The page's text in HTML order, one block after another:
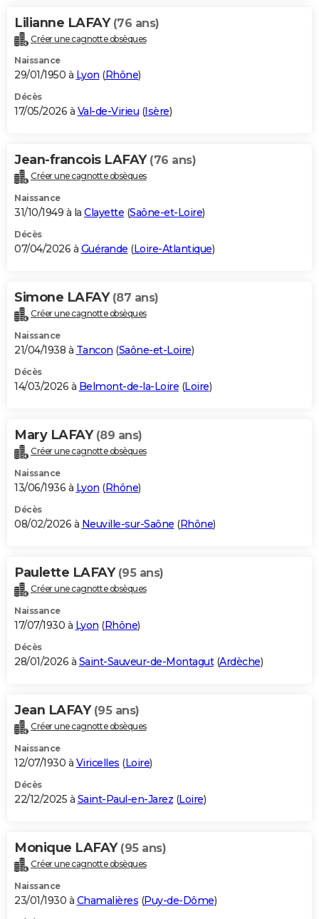
Lilianne LAFAY (76 ans)
Créer une cagnotte obsèques
Naissance
29/01/1950 à Lyon (Rhône)
Décès
17/05/2026 à Val-de-Virieu (Isère)
Jean-francois LAFAY (76 ans)
Créer une cagnotte obsèques
Naissance
31/10/1949 à la Clayette (Saône-et-Loire)
Décès
07/04/2026 à Guérande (Loire-Atlantique)
Simone LAFAY (87 ans)
Créer une cagnotte obsèques
Naissance
21/04/1938 à Tancon (Saône-et-Loire)
Décès
14/03/2026 à Belmont-de-la-Loire (Loire)
Mary LAFAY (89 ans)
Créer une cagnotte obsèques
Naissance
13/06/1936 à Lyon (Rhône)
Décès
08/02/2026 à Neuville-sur-Saône (Rhône)
Paulette LAFAY (95 ans)
Créer une cagnotte obsèques
Naissance
17/07/1930 à Lyon (Rhône)
Décès
28/01/2026 à Saint-Sauveur-de-Montagut(Ardèche)
Jean LAFAY (95 ans)
Créer une cagnotte obsèques
Naissance
12/07/1930 à Viricelles (Loire)
Décès
22/12/2025 à Saint-Paul-en-Jarez (Loire)
Monique LAFAY (95 ans)
Créer une cagnotte obsèques
Naissance
23/01/1930 à Chamalières (Puy-de-Dôme)